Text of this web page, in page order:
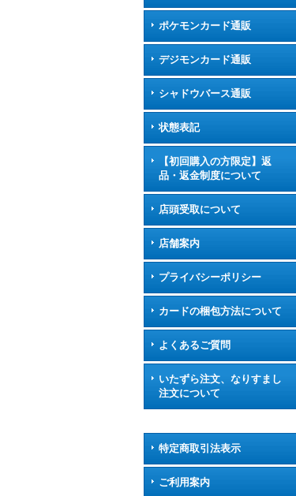
ポケモンカード通販
デジモンカード通販
シャドウバース通販
状態表記
【初回購入の方限定】返
品・返金制度について
店頭受取について
店舗案内
プライバシーポリシー
カードの梱包方法について
よくあるご質問
いたずら注文、なりすまし
注文について
特定商取引法表示
ご利用案内